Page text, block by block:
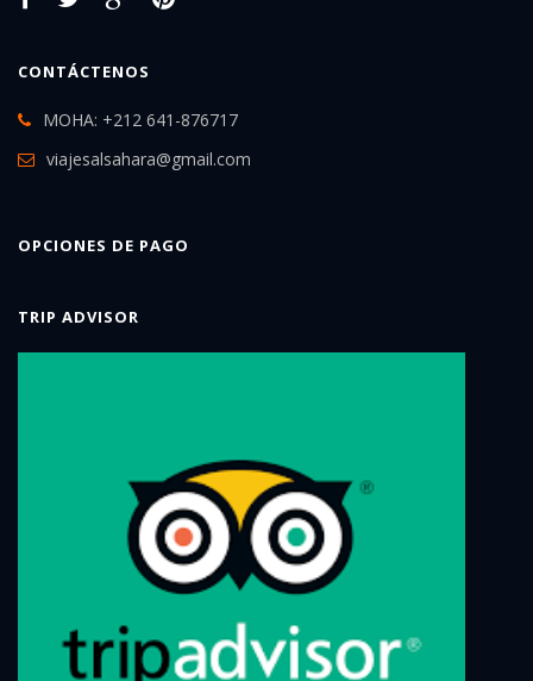
CONTÁCTENOS
MOHA: +212 641-876717
viajesalsahara@gmail.com
OPCIONES DE PAGO
TRIP ADVISOR